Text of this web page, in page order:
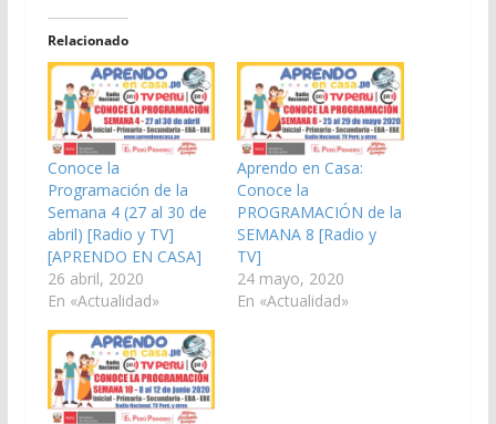
Relacionado
Conoce la
Programación de la
Semana 4 (27 al 30 de
abril) [Radio y TV]
[APRENDO EN CASA]
26 abril, 2020
En «Actualidad»
Aprendo en Casa:
Conoce la
PROGRAMACIÓN de la
SEMANA 8 [Radio y
TV]
24 mayo, 2020
En «Actualidad»